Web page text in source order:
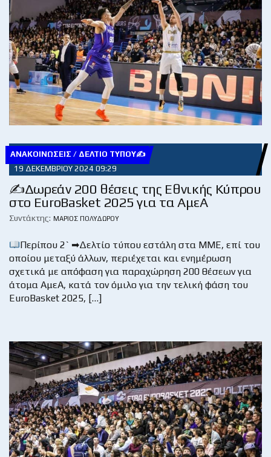
ΑΝΑΚΟΙΝΏΣΕΙΣ / ΔΕΛΤΊΟ ΤΎΠΟΥ✍
19 ΔΕΚΕΜΒΡΊΟΥ 2024 09:29
✍Δωρεάν 200 θέσεις της Εθνικής Κύπρου
στο EuroBasket 2025 για τα ΑμεΑ
Συντάκτης: ΜΆΡΙΟΣ ΠΟΛΥΔΏΡΟΥ
Περίπου 2` ➡Δελτίο τύπου εστάλη στα ΜΜΕ, επί του
οποίου μεταξύ άλλων, περιέχεται και ενημέρωση
σχετικά με απόφαση για παραχώρηση 200 θέσεων για
άτομα ΑμεΑ, κατά τον όμιλο για την τελική φάση του
EuroBasket 2025, […]